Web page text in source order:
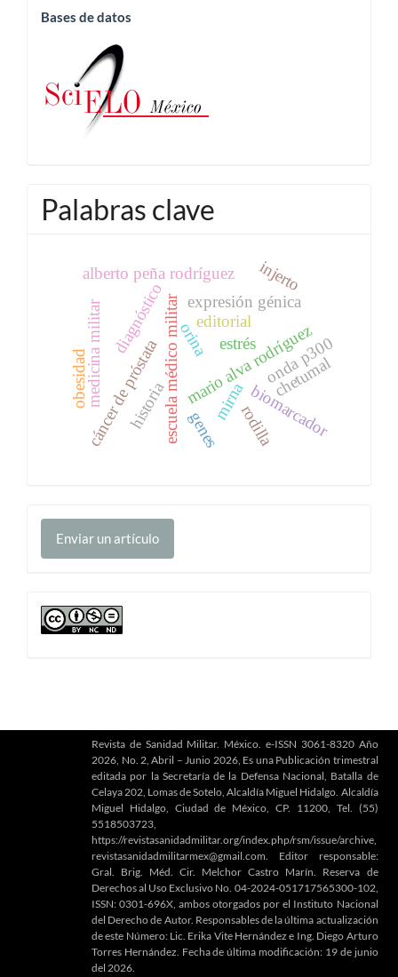
base
Bases de datos
Palabras clave
mario alva rodríguez
escuela médico militar
historia
alberto peña rodríguez
mirna
expresión génica
orina
cáncer de próstata
diagnóstico
biomarcador
genes
estrés onda p300
medicina militar chetumal
rodilla
injerto
editorial
obesidad
Enviar
unEnviar un artículo
cc
Revista de Sanidad Militar. México. e-ISSN 3061-8320 Año
2026, No. 2, Abril – Junio 2026, Es una Publicación trimestral
editada por la Secretaría de la Defensa Nacional, Batalla de
Celaya 202, Lomas de Sotelo, Alcaldía Miguel Hidalgo. Alcaldía
Miguel Hidalgo, Ciudad de México, CP. 11200, Tel. (55)
5518503723,
https://revistasanidadmilitar.org/index.php/rsm/issue/archive,
revistasanidadmilitarmex@gmail.com. Editor responsable:
Gral. Brig. Méd. Cir. Melchor Castro Marín. Reserva de
Derechos al Uso Exclusivo No. 04-2024-051717565300-102,
ISSN: 0301-696X, ambos otorgados por el Instituto Nacional
del Derecho de Autor. Responsables de la última actualización
de este Número: Lic. Erika Vite Hernández e Ing. Diego Arturo
Torres Hernández. Fecha de última modificación: 19 de junio
del 2026.